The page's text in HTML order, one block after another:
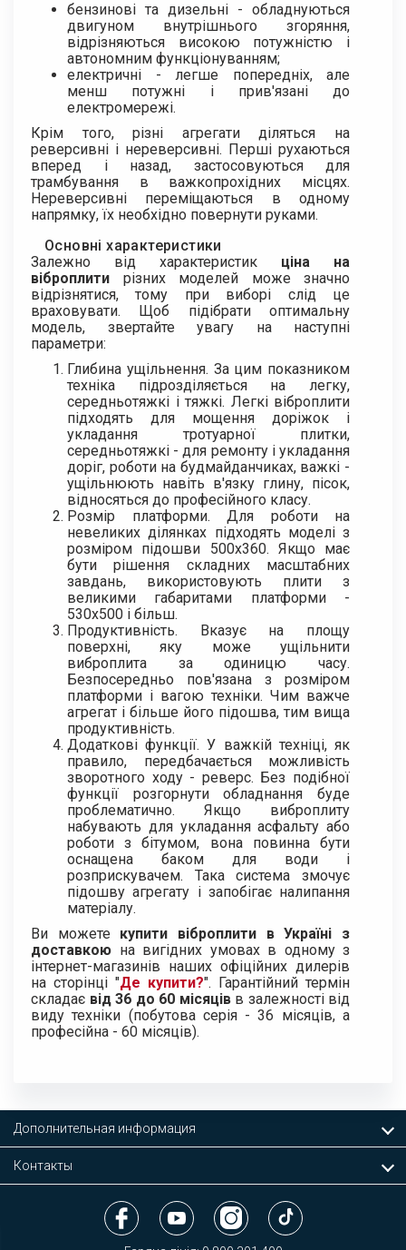
бензинові та дизельні - обладнуються
двигуном внутрішнього згоряння,
відрізняються високою потужністю і
автономним функціонуванням;
електричні - легше попередніх, але
менш потужні і прив'язані до
електромережі.
Крім того, різні агрегати діляться на
реверсивні і нереверсивні. Перші рухаються
вперед і назад, застосовуються для
трамбування в важкопрохідних місцях.
Нереверсивні переміщаються в одному
напрямку, їх необхідно повернути руками.
Основні характеристики
Залежно від характеристик ціна на
віброплити різних моделей може значно
відрізнятися, тому при виборі слід це
враховувати. Щоб підібрати оптимальну
модель, звертайте увагу на наступні
параметри:
Глибина ущільнення. За цим показником
техніка підрозділяється на легку,
середньотяжкі і тяжкі. Легкі віброплити
підходять для мощення доріжок і
укладання тротуарної плитки,
середньотяжкі - для ремонту і укладання
доріг, роботи на будмайданчиках, важкі -
ущільнюють навіть в'язку глину, пісок,
відносяться до професійного класу.
Розмір платформи. Для роботи на
невеликих ділянках підходять моделі з
розміром підошви 500х360. Якщо має
бути рішення складних масштабних
завдань, використовують плити з
великими габаритами платформи -
530х500 і більш.
Продуктивність. Вказує на площу
поверхні, яку може ущільнити
виброплита за одиницю часу.
Безпосередньо пов'язана з розміром
платформи і вагою техніки. Чим важче
агрегат і більше його підошва, тим вища
продуктивність.
Додаткові функції. У важкій техніці, як
правило, передбачається можливість
зворотного ходу - реверс. Без подібної
функції розгорнути обладнання буде
проблематично. Якщо виброплиту
набувають для укладання асфальту або
роботи з бітумом, вона повинна бути
оснащена баком для води і
розприскувачем. Така система змочує
підошву агрегату і запобігає налипання
матеріалу.
Ви можете купити віброплити в Україні з
доставкою на вигідних умовах в одному з
інтернет-магазинів наших офіційних дилерів
на сторінці "Де купити?". Гарантійний термін
складає від 36 до 60 місяцівв залежності від
виду техніки (побутова серія - 36 місяців, а
професійна - 60 місяців).
Дополнительная информация
Контакты